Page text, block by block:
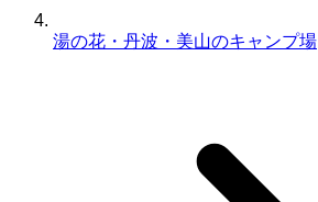
湯の花・丹波・美山のキャンプ場